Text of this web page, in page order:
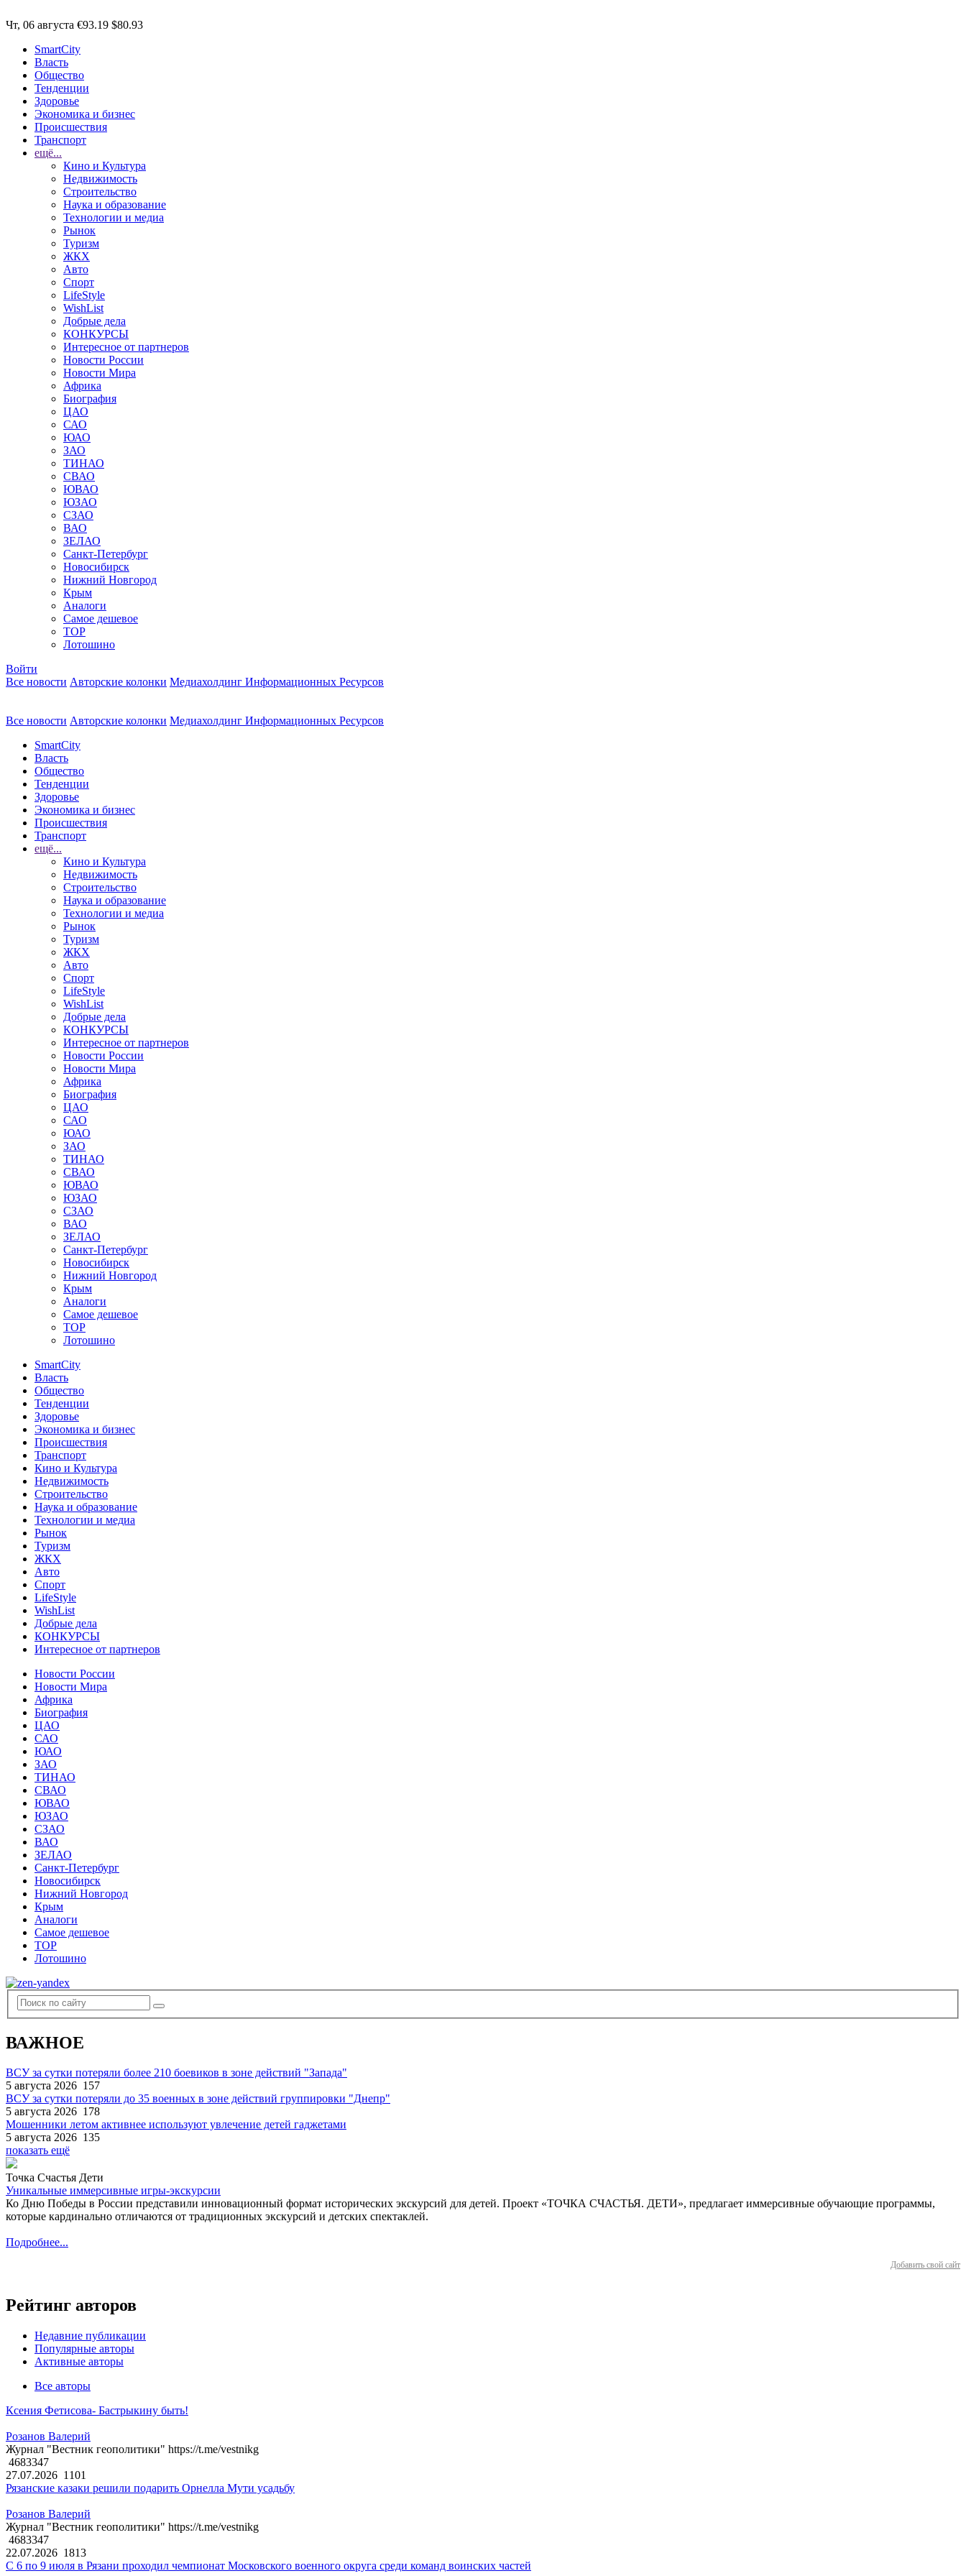
Чт, 06 августа €93.19 $80.93
SmartCity
Власть
Общество
Тенденции
Здоровье
Экономика и бизнес
Происшествия
Транспорт
ещё...
Кино и Культура
Недвижимость
Строительство
Наука и образование
Технологии и медиа
Рынок
Туризм
ЖКХ
Авто
Спорт
LifeStyle
WishList
Добрые дела
КОНКУРСЫ
Интересное от партнеров
Новости России
Новости Мира
Африка
Биография
ЦАО
САО
ЮАО
ЗАО
ТИНАО
СВАО
ЮВАО
ЮЗАО
СЗАО
ВАО
ЗЕЛАО
Санкт-Петербург
Новосибирск
Нижний Новгород
Крым
Аналоги
Самое дешевое
TOP
Лотошино
Войти
Все новости Авторские колонки Медиахолдинг Информационных Ресурсов
Все новости Авторские колонки Медиахолдинг Информационных Ресурсов
SmartCity
Власть
Общество
Тенденции
Здоровье
Экономика и бизнес
Происшествия
Транспорт
ещё...
Кино и Культура
Недвижимость
Строительство
Наука и образование
Технологии и медиа
Рынок
Туризм
ЖКХ
Авто
Спорт
LifeStyle
WishList
Добрые дела
КОНКУРСЫ
Интересное от партнеров
Новости России
Новости Мира
Африка
Биография
ЦАО
САО
ЮАО
ЗАО
ТИНАО
СВАО
ЮВАО
ЮЗАО
СЗАО
ВАО
ЗЕЛАО
Санкт-Петербург
Новосибирск
Нижний Новгород
Крым
Аналоги
Самое дешевое
TOP
Лотошино
SmartCity
Власть
Общество
Тенденции
Здоровье
Экономика и бизнес
Происшествия
Транспорт
Кино и Культура
Недвижимость
Строительство
Наука и образование
Технологии и медиа
Рынок
Туризм
ЖКХ
Авто
Спорт
LifeStyle
WishList
Добрые дела
КОНКУРСЫ
Интересное от партнеров
Новости России
Новости Мира
Африка
Биография
ЦАО
САО
ЮАО
ЗАО
ТИНАО
СВАО
ЮВАО
ЮЗАО
СЗАО
ВАО
ЗЕЛАО
Санкт-Петербург
Новосибирск
Нижний Новгород
Крым
Аналоги
Самое дешевое
TOP
Лотошино
ВАЖНОЕ
ВСУ за сутки потеряли более 210 боевиков в зоне действий "Запада"
5 августа 2026 157
ВСУ за сутки потеряли до 35 военных в зоне действий группировки "Днепр"
5 августа 2026 178
Мошенники летом активнее используют увлечение детей гаджетами
5 августа 2026 135
показать ещё
Точка Счастья Дети
Уникальные иммерсивные игры-экскурсии
Ко Дню Победы в России представили инновационный формат исторических экскурсий для детей. Проект «ТОЧКА СЧАСТЬЯ. ДЕТИ», предлагает иммерсивные обучающие программы,
которые кардинально отличаются от традиционных экскурсий и детских спектаклей.
Подробнее...
Добавить свой сайт
Рейтинг авторов
Недавние публикации
Популярные авторы
Активные авторы
Все авторы
Ксения Фетисова- Бастрыкину быть!
Розанов Валерий
Журнал "Вестник геополитики" https://t.me/vestnikg
4683347
27.07.2026 1101
Рязанские казаки решили подарить Орнелла Мути усадьбу
Розанов Валерий
Журнал "Вестник геополитики" https://t.me/vestnikg
4683347
22.07.2026 1813
С 6 по 9 июля в Рязани проходил чемпионат Московского военного округа среди команд воинских частей